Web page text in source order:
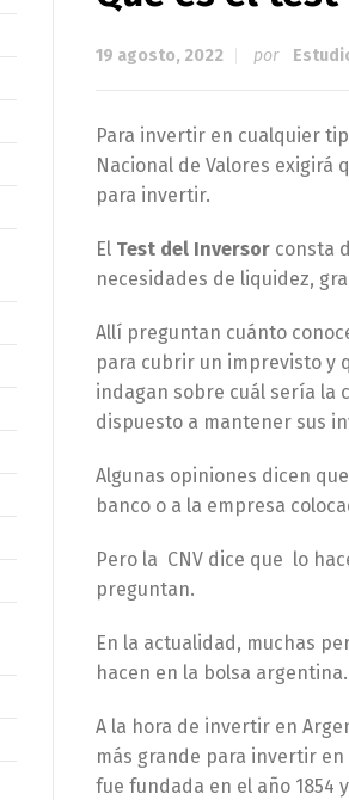
19 agosto, 2022 por
Para invertir en cualquier
Nacional de Valores
para invertir.
El Test del Inversor consta
necesidades de liquidez,
Allí preguntan cuánto
para cubrir un imprevisto y
indagan sobre cuál sería la
dispuesto a mantener sus
Algunas opiniones dicen
banco o a la empresa
Pero la CNV dice que lo
preguntan.
En la actualidad, muchas
hacen en la bolsa argentina.
A la hora de invertir en
más grande para invertir en
fue fundada en el año 1854